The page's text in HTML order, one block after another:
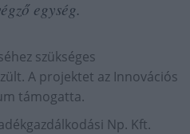
egység.
szükséges
A projektet az Innovációs
támogatta.
Np. Kft.